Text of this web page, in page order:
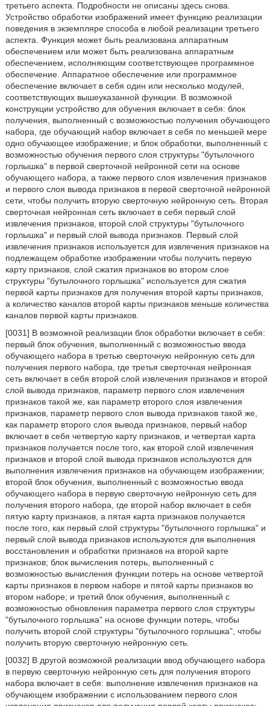
третьего аспекта. Подробности не описаны здесь снова.
Устройство обработки изображений имеет функцию реализации
поведения в экземпляре способа в любой реализации третьего
аспекта. Функция может быть реализована аппаратным
обеспечением или может быть реализована аппаратным
обеспечением, исполняющим соответствующее программное
обеспечение. Аппаратное обеспечение или программное
обеспечение включает в себя один или несколько модулей,
соответствующих вышеуказанной функции. В возможной
конструкции устройство для обучения включает в себя: блок
получения, выполненный с возможностью получения обучающего
набора, где обучающий набор включает в себя по меньшей мере
одно обучающее изображение; и блок обработки, выполненный с
возможностью обучения первого слоя структуры "бутылочного
горлышка" в первой сверточной нейронной сети на основе
обучающего набора, а также первого слоя извлечения признаков
и первого слоя вывода признаков в первой сверточной нейронной
сети, чтобы получить вторую сверточную нейронную сеть. Вторая
сверточная нейронная сеть включает в себя первый слой
извлечения признаков, второй слой структуры "бутылочного
горлышка" и первый слой вывода признаков. Первый слой
извлечения признаков используется для извлечения признаков на
подлежащем обработке изображении чтобы получить первую
карту признаков, слой сжатия признаков во втором слое
структуры "бутылочного горлышка" используется для сжатия
первой карты признаков для получения второй карты признаков,
а количество каналов второй карты признаков меньше количества
каналов первой карты признаков.
[0031] В возможной реализации блок обработки включает в себя:
первый блок обучения, выполненный с возможностью ввода
обучающего набора в третью сверточную нейронную сеть для
получения первого набора, где третья сверточная нейронная
сеть включает в себя второй слой извлечения признаков и второй
слой вывода признаков, параметр первого слоя извлечения
признаков такой же, как параметр второго слоя извлечения
признаков, параметр первого слоя вывода признаков такой же,
как параметр второго слоя вывода признаков, первый набор
включает в себя четвертую карту признаков, и четвертая карта
признаков получается после того, как второй слой извлечения
признаков и второй слой вывода признаков используются для
выполнения извлечения признаков на обучающем изображении;
второй блок обучения, выполненный с возможностью ввода
обучающего набора в первую сверточную нейронную сеть для
получения второго набора, где второй набор включает в себя
пятую карту признаков, а пятая карта признаков получается
после того, как первый слой структуры "бутылочного горлышка" и
первый слой вывода признаков используются для выполнения
восстановления и обработки признаков на второй карте
признаков; блок вычисления потерь, выполненный с
возможностью вычисления функции потерь на основе четвертой
карты признаков в первом наборе и пятой карты признаков во
втором наборе; и третий блок обучения, выполненный с
возможностью обновления параметра первого слоя структуры
"бутылочного горлышка" на основе функции потерь, чтобы
получить второй слой структуры "бутылочного горлышка", чтобы
получить вторую сверточную нейронную сеть.
[0032] В другой возможной реализации ввод обучающего набора
в первую сверточную нейронную сеть для получения второго
набора включает в себя: выполнение извлечения признаков на
обучающем изображении с использованием первого слоя